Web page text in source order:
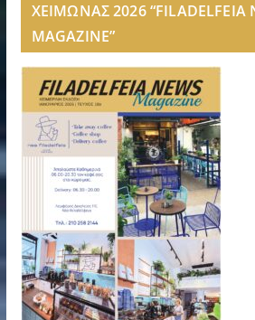
ΧΕΙΜΩΝΑΣ 2026 “FILADELFEIA
MAGAZINE”